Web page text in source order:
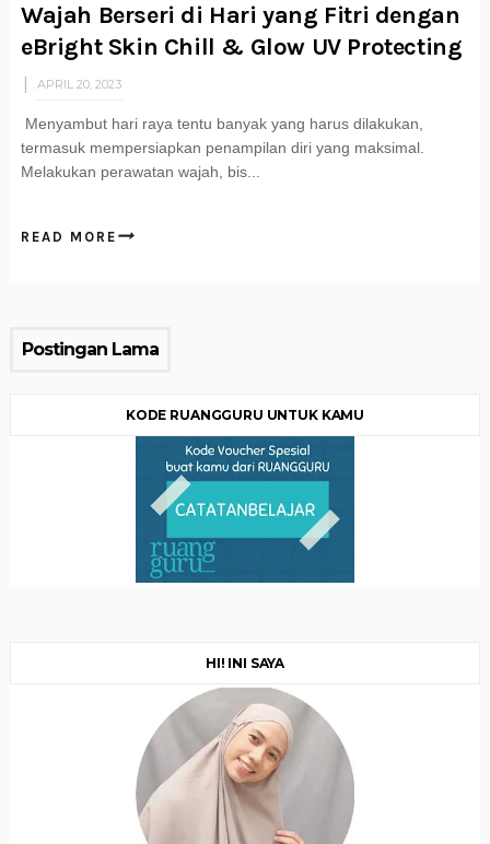
Wajah Berseri di Hari yang Fitri dengan
eBright Skin Chill & Glow UV Protecting
APRIL 20, 2023
Menyambut hari raya tentu banyak yang harus dilakukan,
termasuk mempersiapkan penampilan diri yang maksimal.
Melakukan perawatan wajah, bis...
READ MORE
Postingan Lama
KODE RUANGGURU UNTUK KAMU
HI! INI SAYA